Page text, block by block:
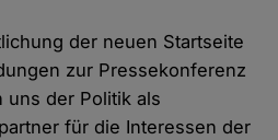
der neuen Startseite
zur Pressekonferenz
der Politik als
für die Interessen der